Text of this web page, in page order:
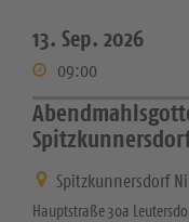
13. Sep. 2026
09:00
Spitzkunnersdorf
Hauptstraße 30a